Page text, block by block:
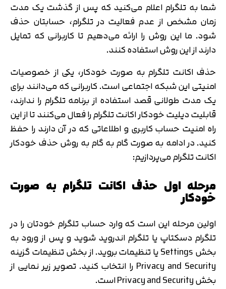
شما به تلگرام اعلام می‌کنید که پس از گذشت یک مدت
زمان مشخص از عدم فعالیت در تلگرام، حسابتان حذف
شود. ما این روش را ارائه می‌دهیم تا کاربرانی که تمایل
دارند از این روش استفاده کنند.
حذف اکانت تلگرام به صورت خودکار، یکی از خصوصیات
امنیتی این شبکه اجتماعی است. کاربرانی که می‌دانند برای
یک مدت طولانی قصد استفاده از برنامه تلگرام را ندارند،
قابلیت دیلیت خودکار اکانت تلگرام را فعال می‌کنند تا از این
راه امنیت حساب کاربری و اطلاعاتی که در آن دارند را حفظ
کنید. در ادامه به صورت گام به گام به روش حذف خودکار
اکانت تلگرام می‌پردازیم:
مرحله اول حذف اکانت تلگرام به صورت
خودکار
اولین مرحله این است که وارد حساب تلگرام خودتان را در
تلگرام دسکتاپ یا تلگرام اندروید شوید و پس از ورود به
بخش Settings یا تنظیمات بروید. از بخش تنظیمات گزینه
Privacy and Security را انتخاب کنید. تصویر زیر نمایی از
بخش Privacy and Security است.
تایید کد
00:59